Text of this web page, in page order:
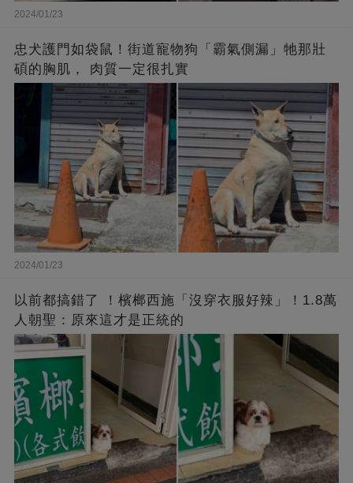
2024/01/23
忠犬護門如袋鼠！街道寵物狗「霸氣側漏」牠那壯
碩的胸肌， 肉質一定很扎實
2024/01/23
以前都搞錯了 ！檳榔西施「沒穿衣服好辣」！1.8萬
人朝聖：原來這才是正統的